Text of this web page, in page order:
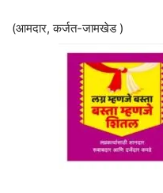
(आमदार, कर्जत-जामखेड )